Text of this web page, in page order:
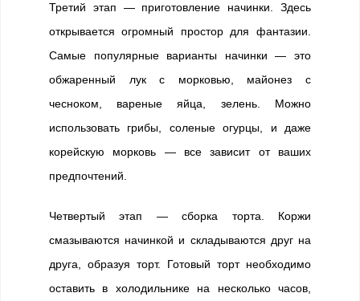
Третий этап — приготовление начинки. Здесь
открывается огромный простор для фантазии.
Самые популярные варианты начинки — это
обжаренный лук с морковью, майонез с
чесноком, вареные яйца, зелень. Можно
использовать грибы, соленые огурцы, и даже
корейскую морковь — все зависит от ваших
предпочтений.
Четвертый этап — сборка торта. Коржи
смазываются начинкой и складываются друг на
друга, образуя торт. Готовый торт необходимо
оставить в холодильнике на несколько часов,